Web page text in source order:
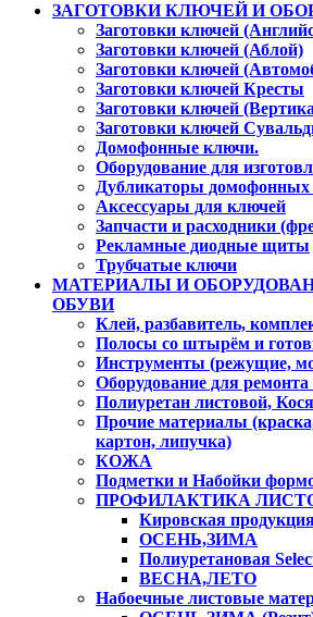
ЗАГОТОВКИ КЛЮЧЕЙ И
Заготовки ключей
Заготовки ключей (Аблой)
Заготовки ключей
Заготовки ключей Кресты
Заготовки ключей
Заготовки ключей
Домофонные ключи.
Оборудование для
Дубликаторы домофонных
Аксессуары для ключей
Запчасти и расходники
Рекламные диодные щиты
Трубчатые ключи
МАТЕРИАЛЫ И
ОБУВИ
Клей, разбавитель,
Полосы со штырём и
Инструменты (режущие,
Оборудование для ремонта
Полиуретан листовой,
Прочие материалы
картон, липучка)
КОЖА
Подметки и Набойки
ПРОФИЛАКТИКА
Кировская
ОСЕНЬ,ЗИМА
Полиуретановая
ВЕСНА,ЛЕТО
Набоечные листовые